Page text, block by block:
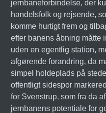
jernbaneforbindelse, der
handelsfolk og rejsende,
komme hurtigt frem og
efter banens åbning måtte
uden en egentlig station,
afgørende forandring, da
simpel holdeplads på
offentligt sidespor
for Svenstrup, som fra da
jernbanens potentiale for